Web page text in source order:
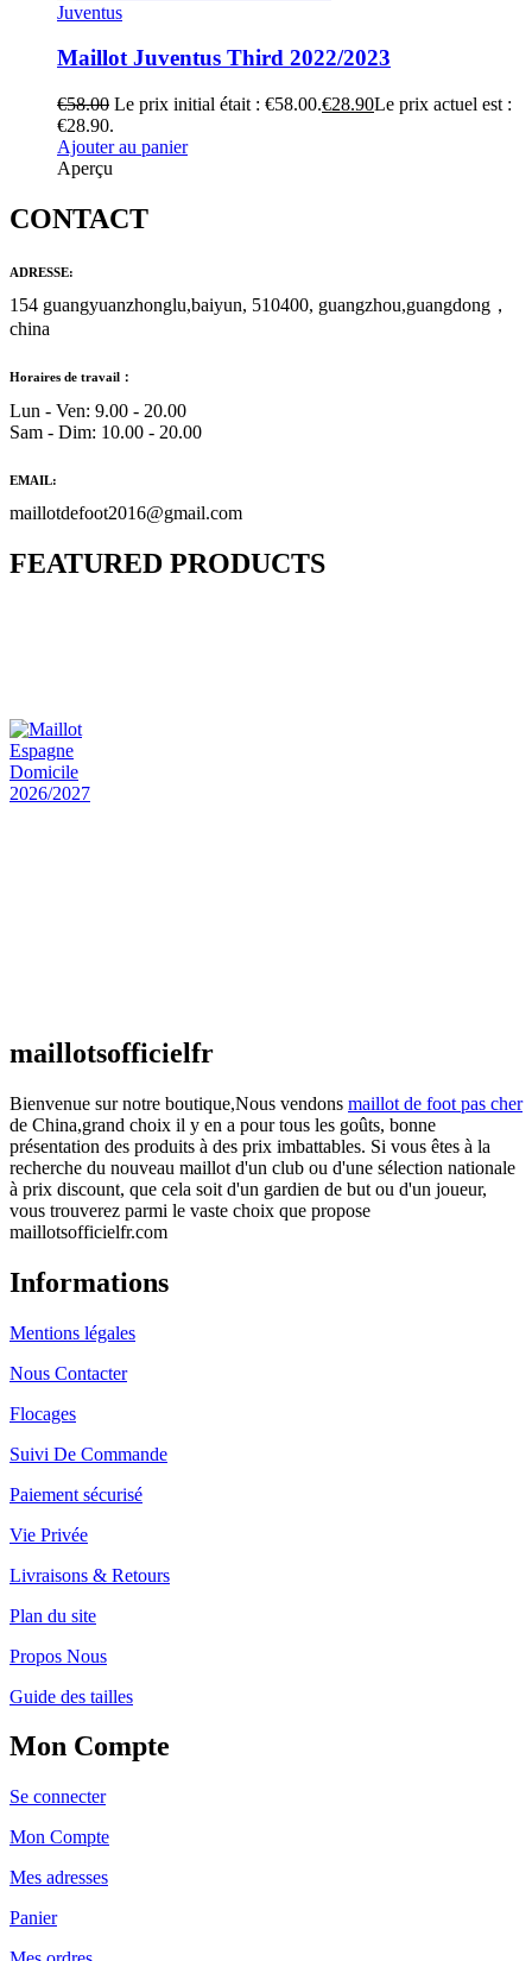
Juventus
Maillot Juventus Third 2022/2023
€58.00 Le prix initial était : €58.00.€28.90Le prix actuel est :
€28.90.
Ajouter au panier
Aperçu
CONTACT
ADRESSE:
154 guangyuanzhonglu,baiyun, 510400, guangzhou,guangdong，
china
Horaires de travail：
Lun - Ven: 9.00 - 20.00
Sam - Dim: 10.00 - 20.00
EMAIL:
maillotdefoot2016@gmail.com
FEATURED PRODUCTS
maillotsofficielfr
Bienvenue sur notre boutique,Nous vendons maillot de foot pas cher
de China,grand choix il y en a pour tous les goûts, bonne
présentation des produits à des prix imbattables. Si vous êtes à la
recherche du nouveau maillot d'un club ou d'une sélection nationale
à prix discount, que cela soit d'un gardien de but ou d'un joueur,
vous trouverez parmi le vaste choix que propose
maillotsofficielfr.com
Informations
Mentions légales
Nous Contacter
Flocages
Suivi De Commande
Paiement sécurisé
Vie Privée
Livraisons & Retours
Plan du site
Propos Nous
Guide des tailles
Mon Compte
Se connecter
Mon Compte
Mes adresses
Panier